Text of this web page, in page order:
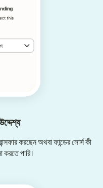
করছেন অথবা ফান্ডের সোর্স কী
করতে পারি।